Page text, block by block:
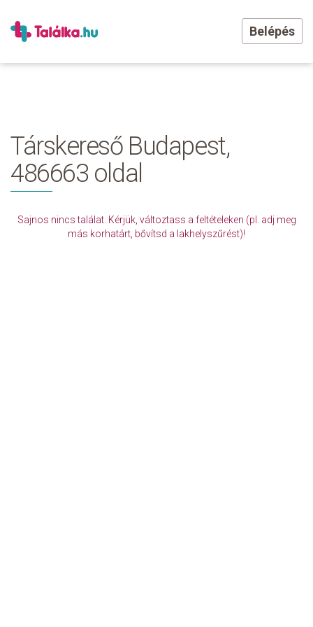
Belépés
Társkereső Budapest,
486663 oldal
Sajnos nincs találat. Kérjük, változtass a feltételeken (pl. adj meg
más korhatárt, bővítsd a lakhelyszűrést)!